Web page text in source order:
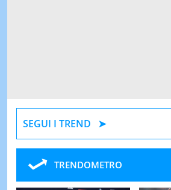
SEGUI I TREND
TRENDOMETRO